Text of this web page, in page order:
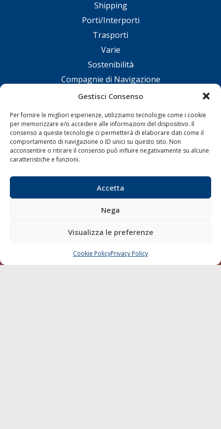
Gestisci Consenso
Per fornire le migliori esperienze, utilizziamo tecnologie come i cookie
per memorizzare e/o accedere alle informazioni del dispositivo. Il
consenso a queste tecnologie ci permetterà di elaborare dati come il
comportamento di navigazione o ID unici su questo sito. Non
acconsentire o ritirare il consenso può influire negativamente su alcune
caratteristiche e funzioni.
Accetta
Nega
Visualizza le preferenze
Cookie PolicyPrivacy Policy
Shipping
Porti/Interporti
Trasporti
Varie
Sostenibilità
Compagnie di Navigazione
Blue economy
Chi siamo
Contatti
CHIAMA SCRIVI